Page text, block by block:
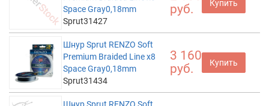
Space Gray0,18mm
Sprut31427
руб.
Купить
Шнур Sprut RENZO Soft
Premium Braided Line x8
Space Gray0,18mm
Sprut31434
3 160
руб.
Купить